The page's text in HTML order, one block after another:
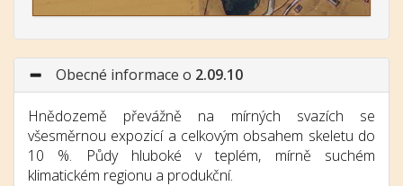
Obecné informace o 2.09.10
Hnědozemě převážně na mírných svazích se
všesměrnou expozicí a celkovým obsahem skeletu do
10 %. Půdy hluboké v teplém, mírně suchém
klimatickém regionu a produkční.